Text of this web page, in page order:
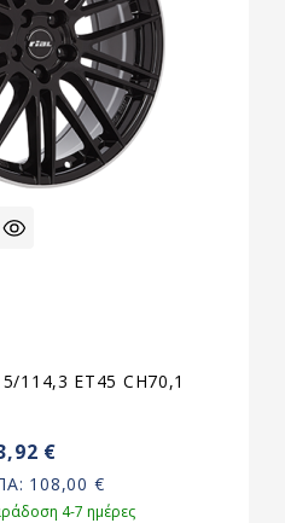
114,3 ET45 CH70,1
€
108,00 €
4-7 ημέρες